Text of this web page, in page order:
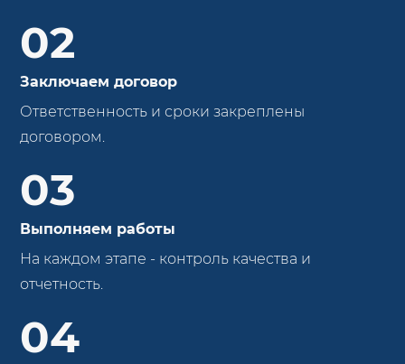
02
Заключаем договор
Ответственность и сроки закреплены
договором.
03
Выполняем работы
На каждом этапе - контроль качества и
отчетность.
04